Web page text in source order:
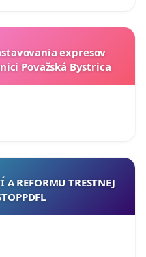
expresov
Považská Bystrica
REFORMU TRESTNEJ